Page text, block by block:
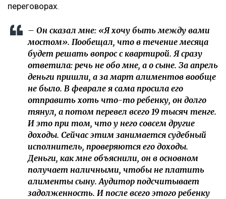
переговорах.
– Он сказал мне: «Я хочу быть между вами
мостом». Пообещал, что в течение месяца
будет решать вопрос с квартирой. Я сразу
ответила: речь не обо мне, а о сыне. За апрель
деньги пришли, а за март алиментов вообще
не было. В феврале я сама просила его
отправить хоть что-то ребенку, он долго
тянул, а потом перевел всего 19 тысяч тенге.
И это при том, что у него совсем другие
доходы. Сейчас этим занимается судебный
исполнитель, проверяются его доходы.
Деньги, как мне объяснили, он в основном
получает наличными, чтобы не платить
алименты сыну. Аудитор подсчитывает
задолженность. И после всего этого ребенку